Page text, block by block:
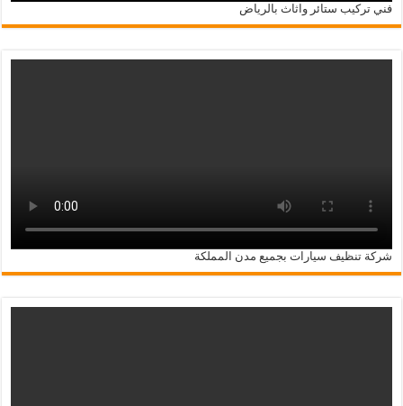
فني تركيب ستائر واثاث بالرياض
شركة تنظيف سيارات بجميع مدن المملكة